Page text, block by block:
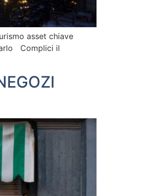
asset chiave
Complici il